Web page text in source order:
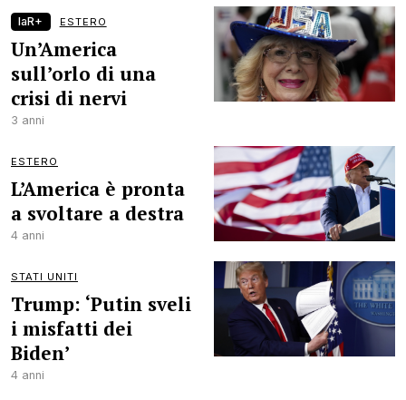
laR+ ESTERO
Un’America
sull’orlo di una
crisi di nervi
3 anni
ESTERO
L’America è pronta
a svoltare a destra
4 anni
STATI UNITI
Trump: ‘Putin sveli
i misfatti dei
Biden’
4 anni